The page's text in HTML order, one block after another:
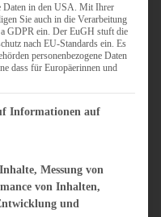
mit
Daten in den USA. Mit Ihrer
Sie auch in die Verarbeitung
GDPR ein. Der EuGH stuft die
nach EU-Standards ein. Es
personenbezogene Daten
dass für Europäerinnen und
des IAB Transparency and Consent
Informationen auf
Messung von
von Inhalten,
und